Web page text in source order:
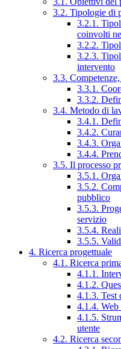
3.2. Tipologie di
3.2.1.
coinvolti
3.2.2.
3.2.3.
intervento
3.3.
3.3.1.
3.3.2.
3.4. Metodo di
3.4.1.
3.4.2.
3.4.3.
3.4.4.
3.5. Il processo
3.5.1.
3.5.2.
pubblico
3.5.3.
servizio
3.5.4.
3.5.5.
4. Ricerca progettuale
4.1. Ricerca
4.1.1.
4.1.2.
4.1.3. Test
4.1.4. Web
4.1.5.
utente
4.2. Ricerca